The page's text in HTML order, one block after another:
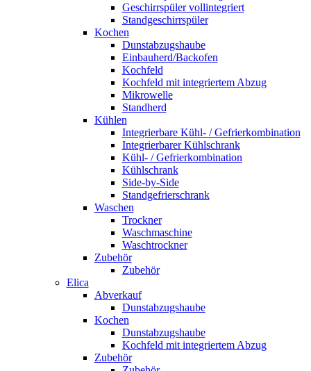
Geschirrspüler vollintegriert
Standgeschirrspüler
Kochen
Dunstabzugshaube
Einbauherd/Backofen
Kochfeld
Kochfeld mit integriertem Abzug
Mikrowelle
Standherd
Kühlen
Integrierbare Kühl- / Gefrierkombination
Integrierbarer Kühlschrank
Kühl- / Gefrierkombination
Kühlschrank
Side-by-Side
Standgefrierschrank
Waschen
Trockner
Waschmaschine
Waschtrockner
Zubehör
Zubehör
Elica
Abverkauf
Dunstabzugshaube
Kochen
Dunstabzugshaube
Kochfeld mit integriertem Abzug
Zubehör